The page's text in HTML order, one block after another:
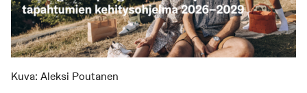
Kuva:Aleksi Poutanen